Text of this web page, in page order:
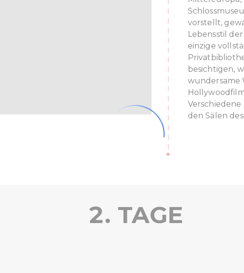
vorstellt,
Lebensstil
einzige
besichtigen,
wundersame
den Sälen
2. TAGE